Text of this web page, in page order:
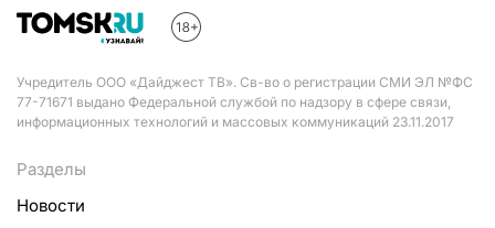
Учредитель ООО «Дайджест ТВ». Св-во о регистрации СМИ ЭЛ №ФС
77-71671 выдано Федеральной службой по надзору в сфере связи,
информационных технологий и массовых коммуникаций 23.11.2017
Разделы
Новости